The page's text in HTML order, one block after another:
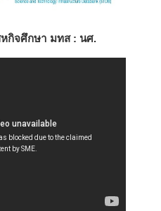
กิจศึกษา มทส : นศ.